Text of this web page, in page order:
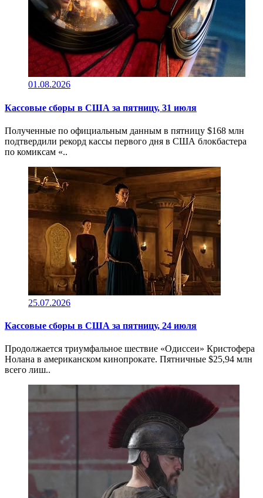
01.08.2026
Кассовые сборы в CША за пятницу, 31 июля
Полученные по официальным данным в пятницу $168 млн
подтвердили рекорд кассы первого дня в США блокбастера
по комиксам «..
25.07.2026
Кассовые сборы в CША за пятницу, 24 июля
Продолжается триумфальное шествие «Одиссеи» Кристофера
Нолана в американском кинопрокате. Пятничные $25,94 млн
всего лиш..